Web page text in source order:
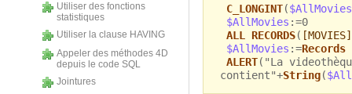
Utiliser des fonctions
statistiques
Utiliser la clause HAVING
Appeler des méthodes 4D
depuis le code SQL
Jointures
C_LONGINT($AllMovies
$AllMovies :=0
ALL RECORDS( [MOVIES]
$AllMovies :=
ALERT("La
contient"+String(